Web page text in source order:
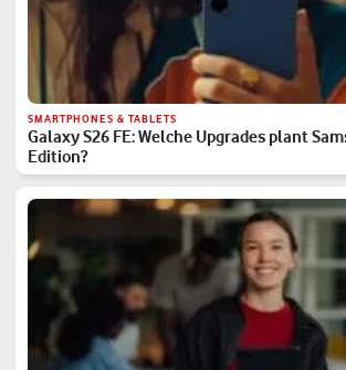
SMARTPHONES & TABLETS
Galaxy S26 FE: Welche Upgrades plant
Edition?